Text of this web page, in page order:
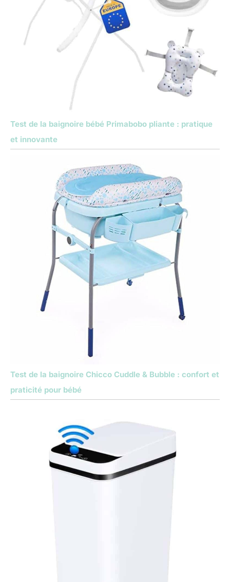
Test de la baignoire bébé Primabobo pliante : pratique
et innovante
Test de la baignoire Chicco Cuddle & Bubble : confort et
praticité pour bébé